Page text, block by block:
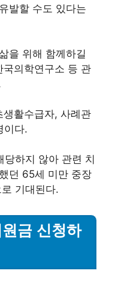
발할 수도 있다는
을 위해 함께하길
의학연구소 등 관
활수급자, 사례관
이다.
하지 않아 관련 치
던 65세 미만 중장
기대된다.
금 신청하